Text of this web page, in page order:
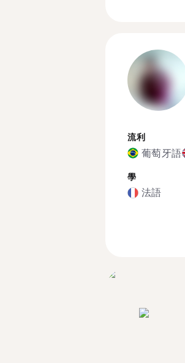
流利
葡萄牙語
學
法語